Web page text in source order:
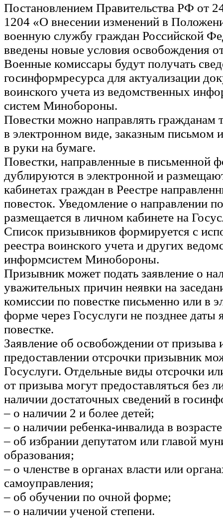
Постановлением Правительства РФ от
1204 «О внесении изменений в
военную службу граждан Российской
введены новые условия освобождения
Военные комиссары будут получать
госинформресурса для актуализации
воинского учета из ведомственных
систем Минобороны.
Повестки можно направлять гражданам
в электронном виде, заказным письмом
в руки на бумаге.
Повестки, направленные в письменной
дублируются в электронной и
кабинетах граждан в Реестре
повесток. Уведомление о направлении
размещается в личном кабинете на
Список призывников формируется с
реестра воинского учета и других
информсистем Минобороны.
Призывник может подать заявление о
уважительных причин неявки на
комиссии по повестке письменно или в
форме через Госуслуги не позднее даты
повестке.
Заявление об освобождении от призыва
предоставлении отсрочки призывник
Госуслуги. Отдельные виды отсрочки
от призыва могут предоставляться без
наличии достаточных сведений в
– о наличии 2 и более детей;
– о наличии ребенка-инвалида в
– об избрании депутатом или главой
образования;
– о членстве в органах власти или
самоуправления;
– об обучении по очной форме;
– о наличии ученой степени.